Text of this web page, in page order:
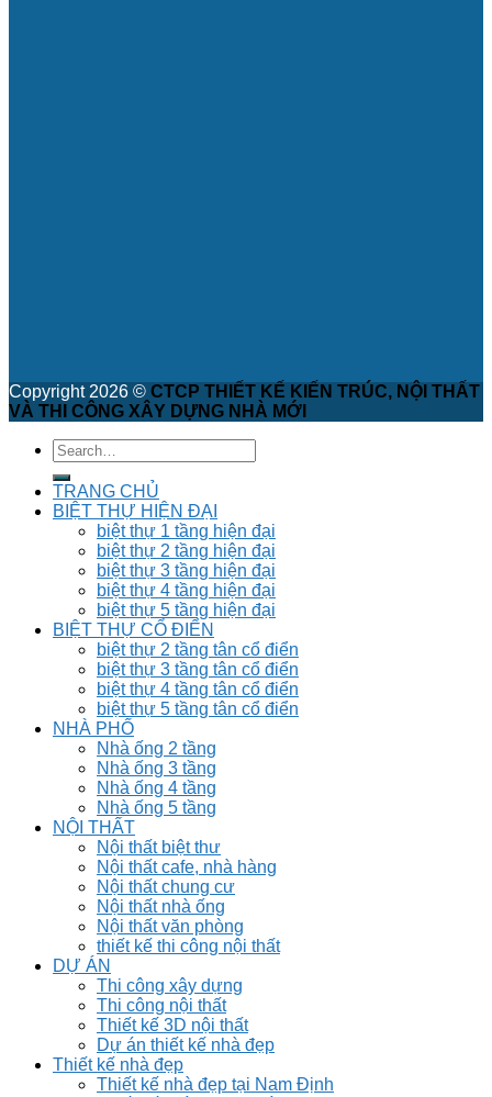
Copyright 2026 © CTCP THIẾT KẾ KIẾN TRÚC, NỘI THẤT
VÀ THI CÔNG XÂY DỰNG NHÀ MỚI
TRANG CHỦ
BIỆT THỰ HIỆN ĐẠI
biệt thự 1 tầng hiện đại
biệt thự 2 tầng hiện đại
biệt thự 3 tầng hiện đại
biệt thự 4 tầng hiện đại
biệt thự 5 tầng hiện đại
BIỆT THỰ CỔ ĐIỂN
biệt thự 2 tầng tân cổ điển
biệt thự 3 tầng tân cổ điển
biệt thự 4 tầng tân cổ điển
biệt thự 5 tầng tân cổ điển
NHÀ PHỐ
Nhà ống 2 tầng
Nhà ống 3 tầng
Nhà ống 4 tầng
Nhà ống 5 tầng
NỘI THẤT
Nội thất biệt thư
Nội thất cafe, nhà hàng
Nội thất chung cư
Nội thất nhà ống
Nội thất văn phòng
thiết kế thi công nội thất
DỰ ÁN
Thi công xây dựng
Thi công nội thất
Thiết kế 3D nội thất
Dự án thiết kế nhà đẹp
Thiết kế nhà đẹp
Thiết kế nhà đẹp tại Nam Định